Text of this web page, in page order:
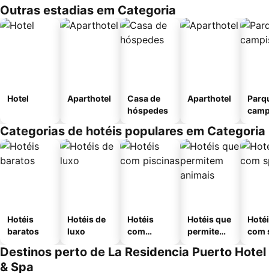
Outras estadias em Categoria
Hotel Aparthotel
Casa de
hóspedes
Aparthotel
Categorias de hotéis populares em Categoria
Hotéis
baratos
Hotéis de
luxo
Hotéis
com
Hotéis que
permitem
com
Destinos perto de La Residencia Puerto Hotel
& Spa